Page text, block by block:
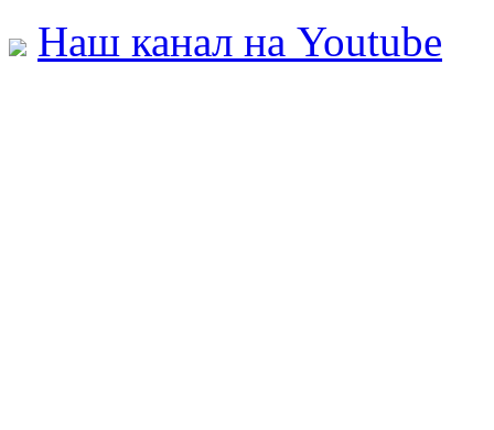
Наш канал на Youtube